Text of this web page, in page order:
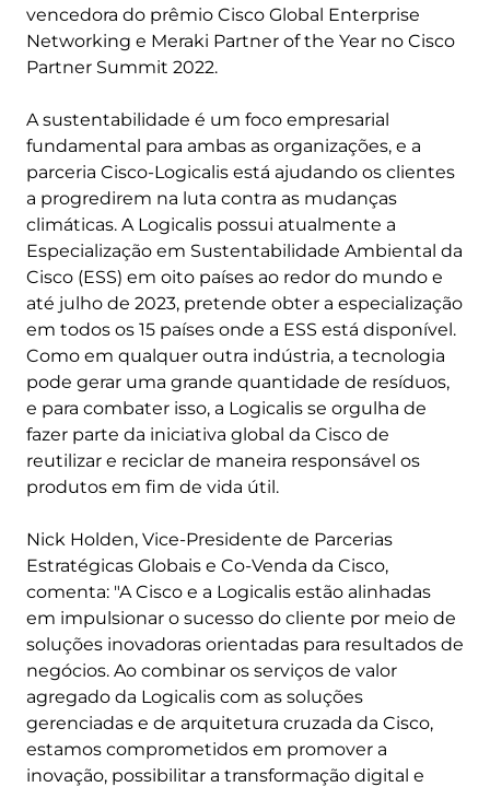
vencedora do prêmio Cisco Global Enterprise
Networking e Meraki Partner of the Year no Cisco
Partner Summit 2022.
A sustentabilidade é um foco empresarial
fundamental para ambas as organizações, e a
parceria Cisco-Logicalis está ajudando os clientes
a progredirem na luta contra as mudanças
climáticas. A Logicalis possui atualmente a
Especialização em Sustentabilidade Ambiental da
Cisco (ESS) em oito países ao redor do mundo e
até julho de 2023, pretende obter a especialização
em todos os 15 países onde a ESS está disponível.
Como em qualquer outra indústria, a tecnologia
pode gerar uma grande quantidade de resíduos,
e para combater isso, a Logicalis se orgulha de
fazer parte da iniciativa global da Cisco de
reutilizar e reciclar de maneira responsável os
produtos em fim de vida útil.
Nick Holden, Vice-Presidente de Parcerias
Estratégicas Globais e Co-Venda da Cisco,
comenta: "A Cisco e a Logicalis estão alinhadas
em impulsionar o sucesso do cliente por meio de
soluções inovadoras orientadas para resultados de
negócios. Ao combinar os serviços de valor
agregado da Logicalis com as soluções
gerenciadas e de arquitetura cruzada da Cisco,
estamos comprometidos em promover a
inovação, possibilitar a transformação digital e